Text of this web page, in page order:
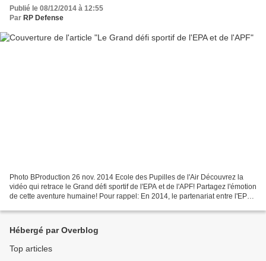
Publié le 08/12/2014 à 12:55
Par RP Defense
Photo BProduction 26 nov. 2014 Ecole des Pupilles de l'Air Découvrez la
vidéo qui retrace le Grand défi sportif de l'EPA et de l'APF! Partagez l'émotion
de cette aventure humaine! Pour rappel: En 2014, le partenariat entre l'EPA
Hébergé par Overblog
Top articles